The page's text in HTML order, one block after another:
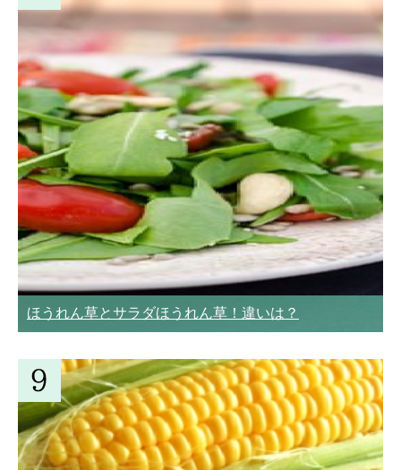
ほうれん草とサラダほうれん草！違いは？